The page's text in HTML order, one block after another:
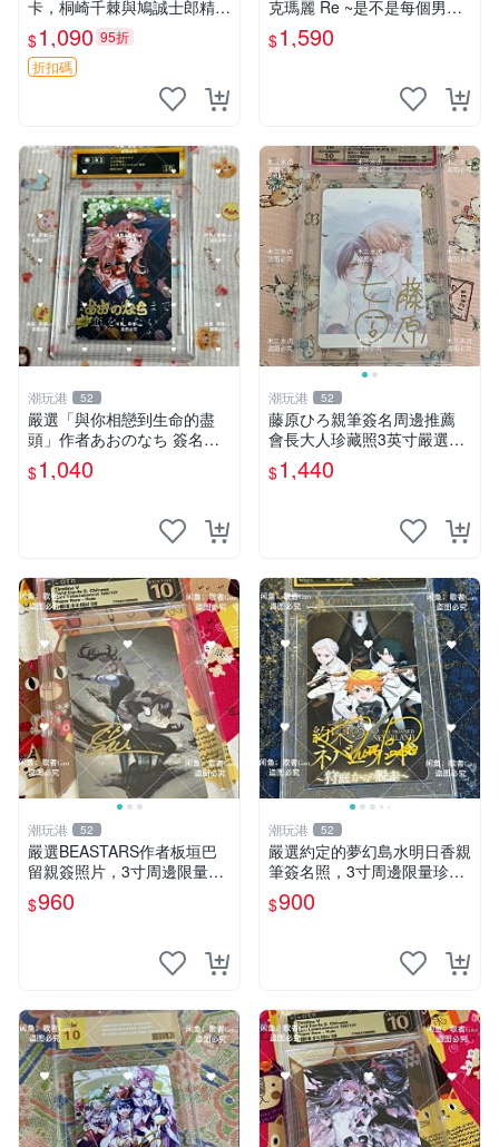
卡，桐崎千棘與鳩誠士郎精美
周邊，3寸日版中古帶原裝卡
磚，國內直郵 偽戀 Nisekoi
簽名卡 桐崎千棘
$1,090 95折
折扣碼
克瑪麗 Re ~是不是每個男人
都這樣？（附贈快速通關信
封）》附書腰 歐馬克 吳瑪麗
$1,590
潮玩港 52
嚴選「與你相戀到生命的盡
頭」作者あおのなち 簽名照
片 3寸原裝卡磚 親筆簽名照
收藏佳品 周邊限定 照片拍賣
$1,040
潮玩港 52
藤原ひろ親筆簽名周邊推薦
會長大人珍藏照3英寸嚴選女
仆紀念品 面簽收藏 會長大人
簽名照 女仆照 面簽收藏
$1,440
潮玩港 52
嚴選BEASTARS作者板垣巴
留親簽照片，3寸周邊限量收
藏 BEASTARS 作者 經典 細
節收藏
$960
潮玩港 52
嚴選約定的夢幻島水明日香親
筆簽名照，3寸周邊限量珍藏
紙質佳 附卡磚 約定的夢幻島
筆記本 名人照
$900